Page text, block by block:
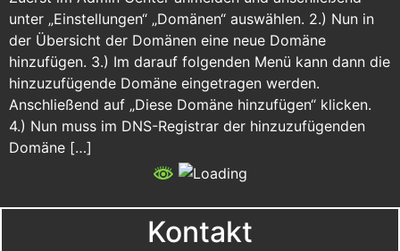
unter „Einstellungen“ „Domänen“ auswählen. 2.) Nun in
der Übersicht der Domänen eine neue Domäne
hinzufügen. 3.) Im darauf folgenden Menü kann dann die
hinzuzufügende Domäne eingetragen werden.
Anschließend auf „Diese Domäne hinzufügen“ klicken.
4.) Nun muss im DNS-Registrar der hinzuzufügenden
Domäne […]
Kontakt